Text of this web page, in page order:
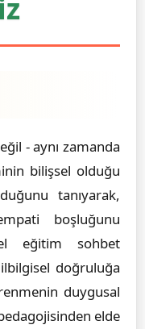
- aynı zamanda
bilişsel olduğu
tanıyarak,
boşluğunu
eğitim sohbet
doğruluğa
duygusal
elde